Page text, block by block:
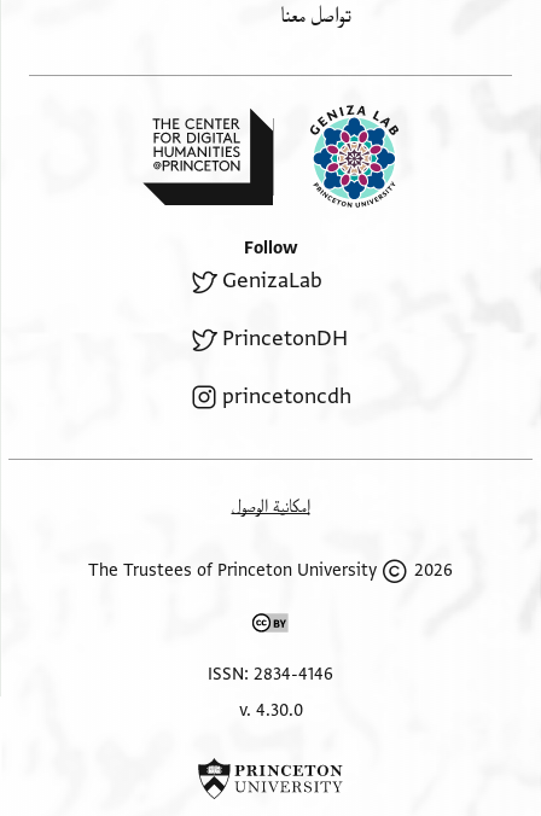
تواصل معنا
Follow
GenizaLab
PrincetonDH
princetoncdh
إمكانية الوصول
2026 The Trustees of Princeton University
ISSN: 2834-4146
v. 4.30.0